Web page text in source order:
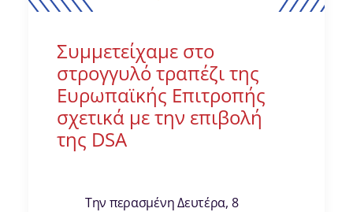
Συμμετείχαμε στο
στρογγυλό τραπέζι της
Ευρωπαϊκής Επιτροπής
σχετικά με την επιβολή
της DSA
Την περασμένη Δευτέρα, 8